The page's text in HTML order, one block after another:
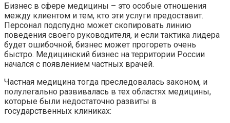
Бизнес в сфере медицины – это особые отношения
между клиентом и тем, кто эти услуги предоставит.
Персонал подспудно может скопировать линию
поведения своего руководителя, и если тактика лидера
будет ошибочной, бизнес может прогореть очень
быстро. Медицинский бизнес на территории России
начался с появлением частных врачей.
Частная медицина тогда преследовалась законом, и
полулегально развивалась в тех областях медицины,
которые были недостаточно развиты в
государственных клиниках: